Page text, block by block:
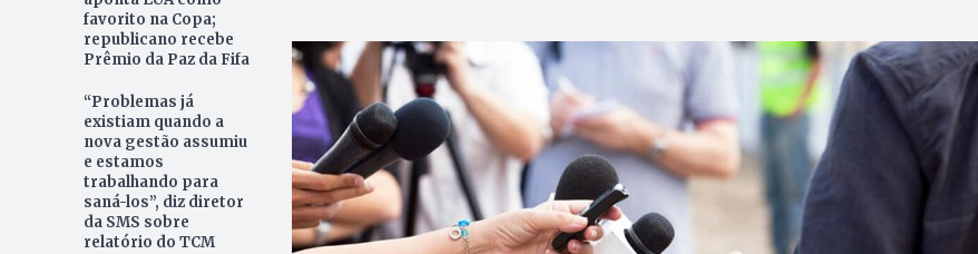
favorito na Copa;
republicano recebe
Prêmio da Paz da Fifa
“Problemas já
existiam quando a
nova gestão assumiu
e estamos
trabalhando para
saná-los”, diz diretor
da SMS sobre
relatório do TCM